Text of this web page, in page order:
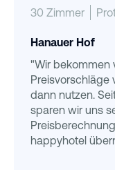
30 Zimmer
Hanauer Hof
"Wir bekommen
Preisvorschläge
dann nutzen.
sparen wir uns
happyhotel